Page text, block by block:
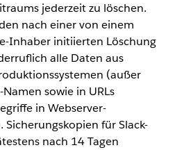
jederzeit zu löschen.
nach einer von einem
Inhaber initiierten Löschung
alle Daten aus
(außer
sowie in URLs
in Webserver-
für Slack-
nach 14 Tagen